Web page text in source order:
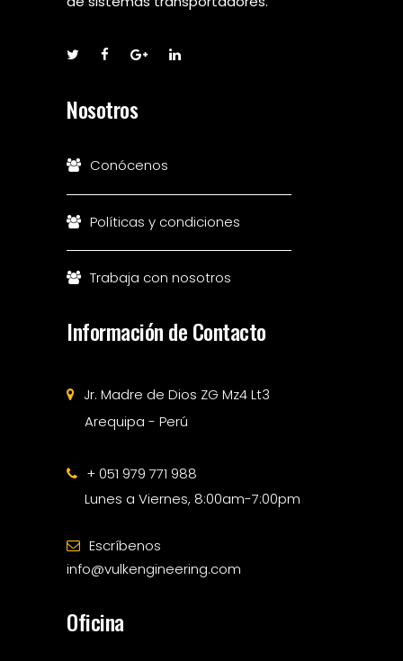
Nosotros
Conócenos
Políticas y condiciones
Trabaja con nosotros
Información de Contacto
Jr. Madre de Dios ZG Mz4 Lt3
Arequipa - Perú
+ 051 979 771 988
Lunes a Viernes, 8:00am-7:00pm
Escríbenos
info@vulkengineering.com
Oficina